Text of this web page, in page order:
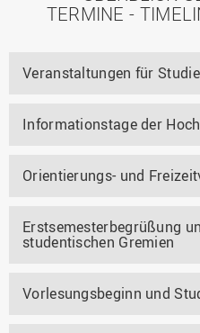
TERMINE -
Veranstaltungen für
Informationstage der
Orientierungs- und
Erstsemesterbegrüßung
studentischen Gremien
Vorlesungsbeginn und